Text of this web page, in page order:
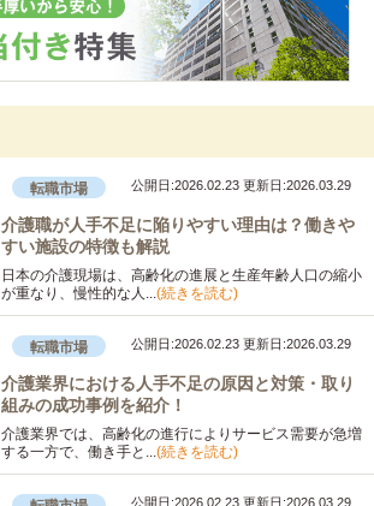
転職市場 公開日:2026.02.23 更新日:2026.03.29
介護職が人手不足に陥りやすい理由は？働きや
すい施設の特徴も解説
日本の介護現場は、高齢化の進展と生産年齢人口の縮小
が重なり、慢性的な人...(続きを読む)
転職市場 公開日:2026.02.23 更新日:2026.03.29
介護業界における人手不足の原因と対策・取り
組みの成功事例を紹介！
介護業界では、高齢化の進行によりサービス需要が急増
する一方で、働き手と...(続きを読む)
公開日:2026.02.23 更新日:2026.03.29